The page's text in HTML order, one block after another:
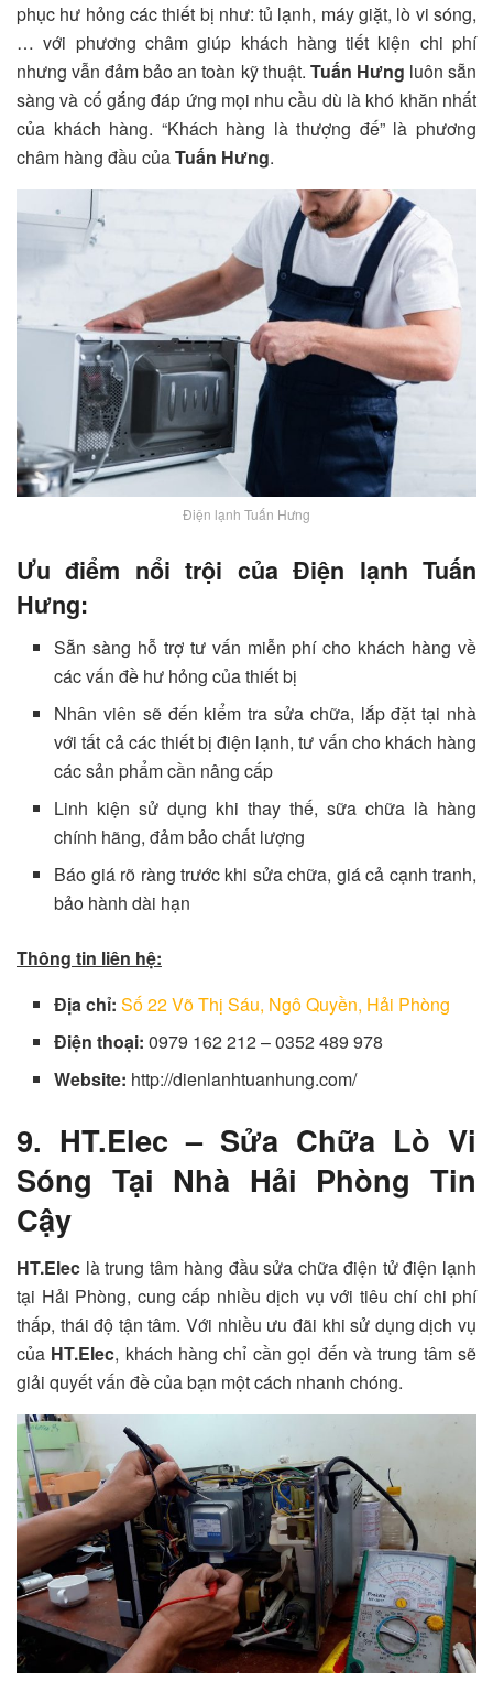
phục hư hỏng các thiết bị như: tủ lạnh, máy giặt, lò vi sóng,
… với phương châm giúp khách hàng tiết kiện chi phí
nhưng vẫn đảm bảo an toàn kỹ thuật. Tuấn Hưng luôn sẵn
sàng và cố gắng đáp ứng mọi nhu cầu dù là khó khăn nhất
của khách hàng. “Khách hàng là thượng đế” là phương
châm hàng đầu củaTuấn Hưng.
Điện lạnh Tuấn Hưng
Ưu điểm nổi trội của Điện lạnh Tuấn
Hưng:
Sẵn sàng hỗ trợ tư vấn miễn phí cho khách hàng về
các vấn đề hư hỏng của thiết bị
Nhân viên sẽ đến kiểm tra sửa chữa, lắp đặt tại nhà
với tất cả các thiết bị điện lạnh, tư vấn cho khách hàng
các sản phẩm cần nâng cấp
Linh kiện sử dụng khi thay thế, sữa chữa là hàng
chính hãng, đảm bảo chất lượng
Báo giá rõ ràng trước khi sửa chữa, giá cả cạnh tranh,
bảo hành dài hạn
Thông tin liên hệ:
Địa chỉ:Số 22 Võ Thị Sáu, Ngô Quyền, Hải Phòng
Điện thoại:0979 162 212 – 0352 489 978
Website: http://dienlanhtuanhung.com/
9. HT.Elec – Sửa Chữa Lò Vi
Sóng Tại Nhà Hải Phòng Tin
Cậy
HT.Elec là trung tâm hàng đầu sửa chữa điện tử điện lạnh
tại Hải Phòng, cung cấp nhiều dịch vụ với tiêu chí chi phí
thấp, thái độ tận tâm. Với nhiều ưu đãi khi sử dụng dịch vụ
của HT.Elec, khách hàng chỉ cần gọi đến và trung tâm sẽ
giải quyết vấn đề của bạn một cách nhanh chóng.